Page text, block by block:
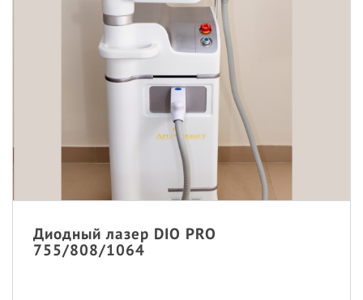
Диодный лазер DIO PRO
755/808/1064